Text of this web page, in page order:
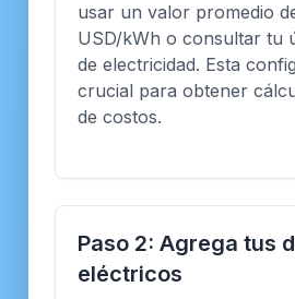
usar un valor promedio
USD/kWh o consultar tu
de electricidad. Esta
crucial para obtener
de costos.
Paso 2: Agrega tus
eléctricos